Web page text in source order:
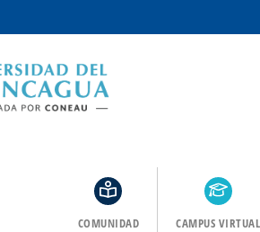
COMUNIDAD CAMPUS VIRTUAL